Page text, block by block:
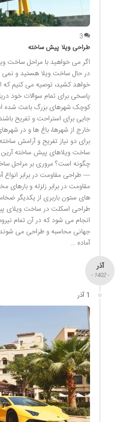
3
طراحی ویلا پیش ساخته
اگر می خواهید با مراحل ساخت
در حال ساخت ویلا هستید و
خواهد کشید، توصیه می کنیم که
پاسخی برای تمام سوالات خود
کوچک شهرهای بزرگ باعث شده
جایی برای استراحت و تفریح
خارج از شهرها، باغ ها و در
برای دو نیاز تفریح و آرامش
ساخت ویلاهای پیش ساخته آرین
چگونه است؟ مروری بر مراحل
— طراحی مقاومت در برابر انواع
مقاومت در برابر زلزله و بارهای
های ستون باربری از یکدیگر
طراحی اسکلت در ساخت ویلای
انجام می شود که در آن تمام
جهانی محاسبه و طراحی می
آماده …
آذر
- 1402 -
1 آذر